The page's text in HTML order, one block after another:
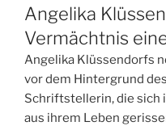
Angelika
Vermächtnis
Angelika Klüssendorfs
vor dem Hintergrund
Schriftstellerin, die sich
aus ihrem Leben